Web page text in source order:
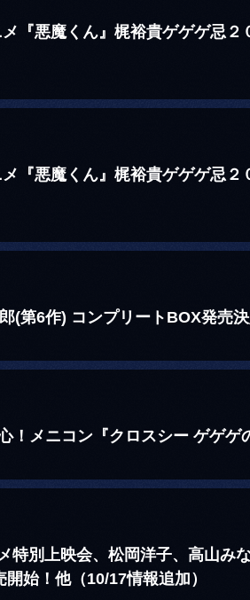
『悪魔くん』梶裕貴ゲゲゲ忌
『悪魔くん』梶裕貴ゲゲゲ忌
第6作) コンプリートBOX発売決
！メニコン『クロスシー ゲゲゲ
特別上映会、松岡洋子、高山み
始！他（10/17情報追加）